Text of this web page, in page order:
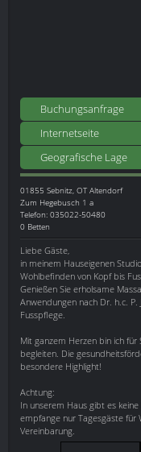
Buchungsanfrage
Internetseite
Geografische Lage
01855 Sebnitz, OT Altendorf
Zum Hegebusch 1 a
Telefon: 035022-50480
0 Betten
Liebe Gäste,
in meinem Hauseigenen
Wohlbefinden von Kopf bis
Genießen Sie erholsame
Anwendungen nach Dr. h.c.
Fusspflege.
Mit ganzem Herzen bin ich
begleiten. Die
besondere Highlight!
Achtung:
In unserem Haus gibt es
empfange nur Tagesgäste für
Vereinbarung.